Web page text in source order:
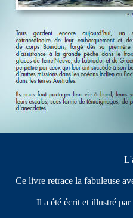
Ce livre retrace la fabuleuse
Il a été écrit et illustré